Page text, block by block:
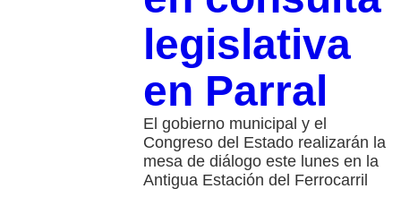
legislativa
en Parral
El gobierno municipal y el
Congreso del Estado realizarán la
mesa de diálogo este lunes en la
Antigua Estación del Ferrocarril